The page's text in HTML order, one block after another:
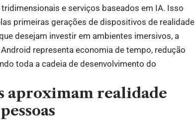
e serviços baseados em IA. Isso
primeiras gerações de dispositivos de realidade
desejam investir em ambientes imersivos, a
representa economia de tempo, redução
toda a cadeia de desenvolvimento do
aproximam realidade